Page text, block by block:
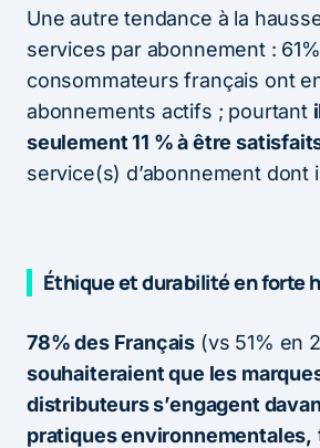
Une autre tendance à la
services par abonnement : 61%
consommateurs français ont
abonnements actifs ; pourtant
seulement 11 % à être
service(s) d’abonnement dont
Éthique et durabilité en forte
78% des Français (vs 51% en
souhaiteraient que les
distributeurs s’engagent
pratiques environnementales,